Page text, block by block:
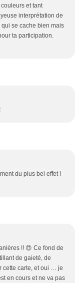
et tant
interprétation de
se cache bien mais
ta participation.
du plus bel effet !
!! 😍 Ce fond de
de gaieté, de
cette carte, et oui … je
en cours et ne va pas